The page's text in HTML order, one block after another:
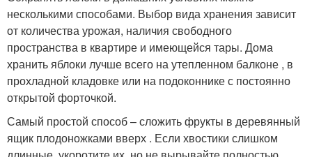
несколькими способами. Выбор вида хранения зависит
от количества урожая, наличия свободного
пространства в квартире и имеющейся тары. Дома
хранить яблоки лучше всего на утепленном балконе , в
прохладной кладовке или на подоконнике с постоянно
открытой форточкой.
Самый простой способ – сложить фрукты в деревянный
ящик плодоножками вверх . Если хвостики слишком